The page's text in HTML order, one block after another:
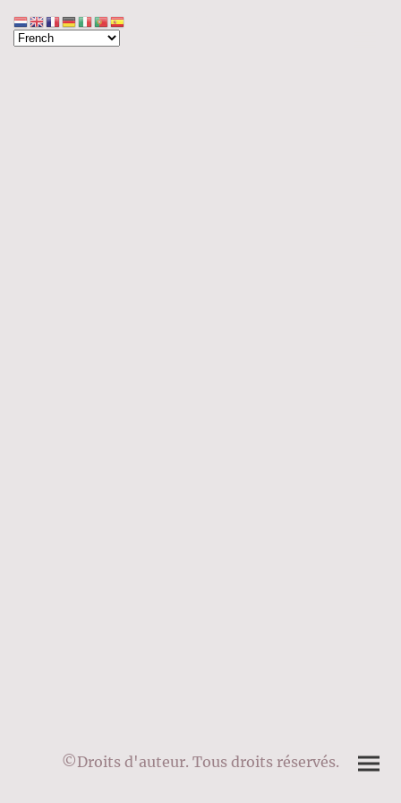
©Droits d'auteur. Tous droits réservés.